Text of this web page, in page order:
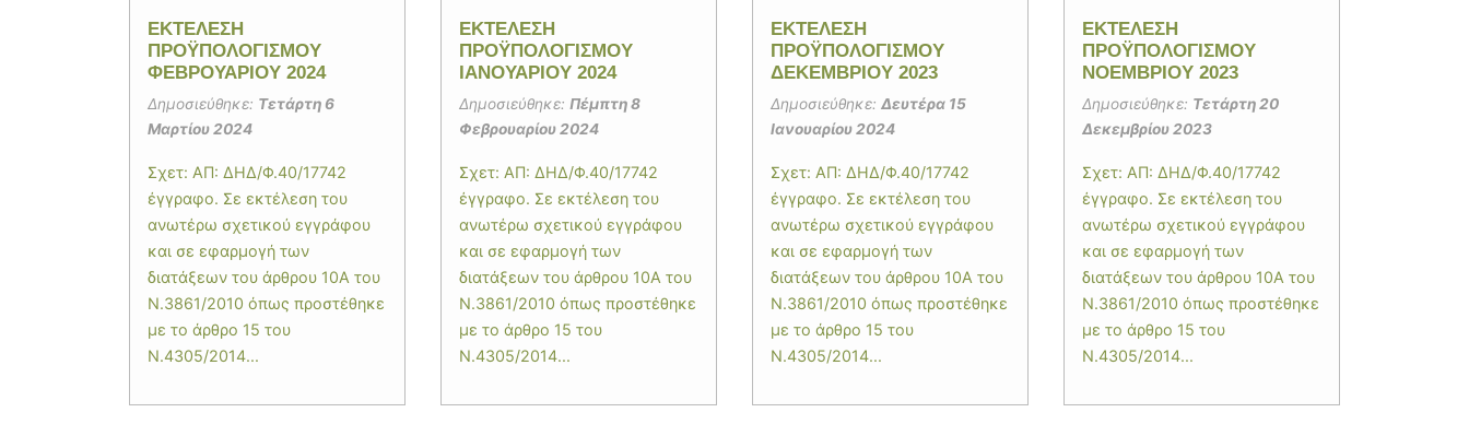
ΕΚΤΕΛΕΣΗ
ΠΡΟΫΠΟΛΟΓΙΣΜΟΥ
ΦΕΒΡΟΥΑΡΙΟΥ 2024
Δημοσιεύθηκε: Τετάρτη 6
Μαρτίου 2024
Σχετ: ΑΠ: ΔΗΔ/Φ.40/17742
έγγραφο. Σε εκτέλεση του
ανωτέρω σχετικού εγγράφου
και σε εφαρμογή των
διατάξεων του άρθρου 10Α του
Ν.3861/2010 όπως προστέθηκε
με το άρθρο 15 του
Ν.4305/2014...
ΕΚΤΕΛΕΣΗ
ΠΡΟΫΠΟΛΟΓΙΣΜΟΥ
ΙΑΝΟΥΑΡΙΟΥ 2024
Δημοσιεύθηκε: Πέμπτη 8
Φεβρουαρίου 2024
Σχετ: ΑΠ: ΔΗΔ/Φ.40/17742
έγγραφο. Σε εκτέλεση του
ανωτέρω σχετικού εγγράφου
και σε εφαρμογή των
διατάξεων του άρθρου 10Α του
Ν.3861/2010 όπως προστέθηκε
με το άρθρο 15 του
Ν.4305/2014...
ΕΚΤΕΛΕΣΗ
ΠΡΟΫΠΟΛΟΓΙΣΜΟΥ
ΔΕΚΕΜΒΡΙΟΥ 2023
Δημοσιεύθηκε: Δευτέρα 15
Ιανουαρίου 2024
Σχετ: ΑΠ: ΔΗΔ/Φ.40/17742
έγγραφο. Σε εκτέλεση του
ανωτέρω σχετικού εγγράφου
και σε εφαρμογή των
διατάξεων του άρθρου 10Α του
Ν.3861/2010 όπως προστέθηκε
με το άρθρο 15 του
Ν.4305/2014...
ΕΚΤΕΛΕΣΗ
ΠΡΟΫΠΟΛΟΓΙΣΜΟΥ
ΝΟΕΜΒΡΙΟΥ 2023
Δημοσιεύθηκε: Τετάρτη 20
Δεκεμβρίου 2023
Σχετ: ΑΠ: ΔΗΔ/Φ.40/17742
έγγραφο. Σε εκτέλεση του
ανωτέρω σχετικού εγγράφου
και σε εφαρμογή των
διατάξεων του άρθρου 10Α του
Ν.3861/2010 όπως προστέθηκε
με το άρθρο 15 του
Ν.4305/2014...